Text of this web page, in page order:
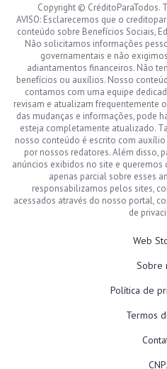
Copyright © CréditoParaTodos.
AVISO: Esclarecemos que o
conteúdo sobre Benefícios Sociais,
Não solicitamos informações
governamentais e não
adiantamentos financeiros. Não
benefícios ou auxílios. Nosso
contamos com uma equipe
revisam e atualizam frequentemente
das mudanças e informações, pode
esteja completamente atualizado.
nosso conteúdo é escrito com
por nossos redatores. Além disso,
anúncios exibidos no site e
apenas parcial sobre esses
responsabilizamos pelos sites,
acessados através do nosso portal,
de
Web
Sobre
Política de
Termos